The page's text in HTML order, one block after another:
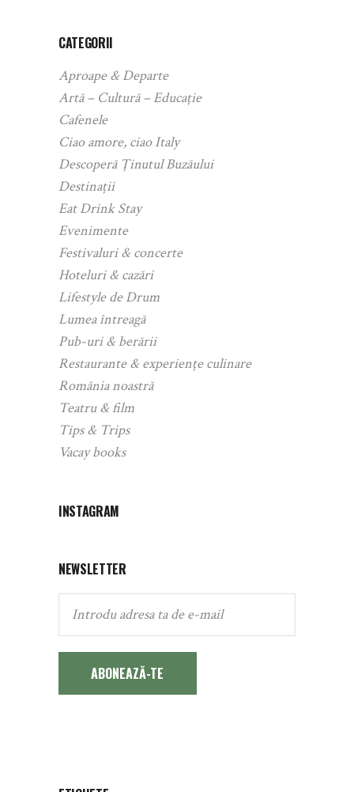
CATEGORII
Aproape & Departe
Artă – Cultură – Educație
Cafenele
Ciao amore, ciao Italy
Descoperă Ținutul Buzăului
Destinații
Eat Drink Stay
Evenimente
Festivaluri & concerte
Hoteluri & cazări
Lifestyle de Drum
Lumea întreagă
Pub-uri & berării
Restaurante & experiențe culinare
România noastră
Teatru & film
Tips & Trips
Vacay books
INSTAGRAM
NEWSLETTER
ABONEAZĂ-TE